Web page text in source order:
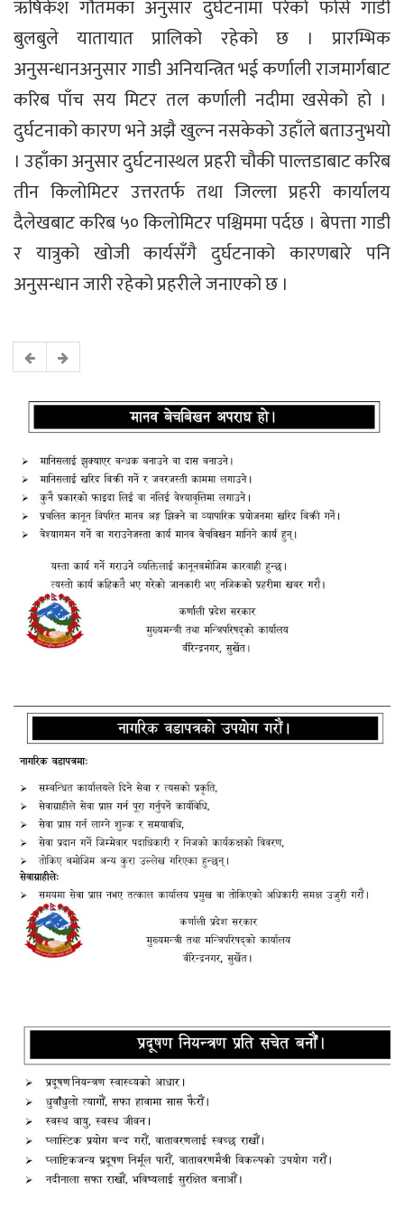
ऋषिकेश गौतमका अनुसार दुर्घटनामा परेको फोर्स गाडी
बुलबुले यातायात प्रालिको रहेको छ । प्रारम्भिक
अनुसन्धानअनुसार गाडी अनियन्त्रित भई कर्णाली राजमार्गबाट
करिब पाँच सय मिटर तल कर्णाली नदीमा खसेको हो ।
दुर्घटनाको कारण भने अझै खुल्न नसकेको उहाँले बताउनुभयो
। उहाँका अनुसार दुर्घटनास्थल प्रहरी चौकी पाल्तडाबाट करिब
तीन किलोमिटर उत्तरतर्फ तथा जिल्ला प्रहरी कार्यालय
दैलेखबाट करिब ५० किलोमिटर पश्चिममा पर्दछ । बेपत्ता गाडी
र यात्रुको खोजी कार्यसँगै दुर्घटनाको कारणबारे पनि
अनुसन्धान जारी रहेको प्रहरीले जनाएको छ ।